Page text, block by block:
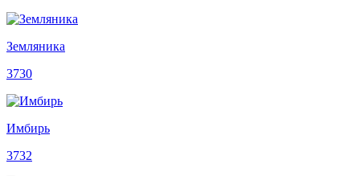
Земляника
3730
Имбирь
3732